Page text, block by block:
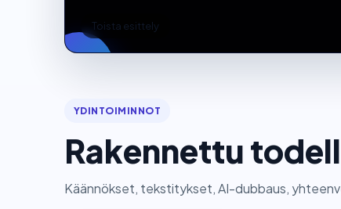
Toista esittely
YDINTOIMINNOT
Rakennettu
Käännökset, tekstitykset, AI-dubbaus,